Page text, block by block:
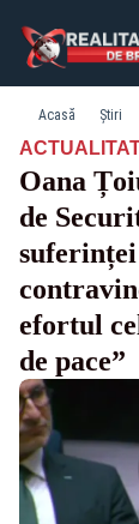
Acasă Știri
Oana
de
suferinței
efortul
de pace”